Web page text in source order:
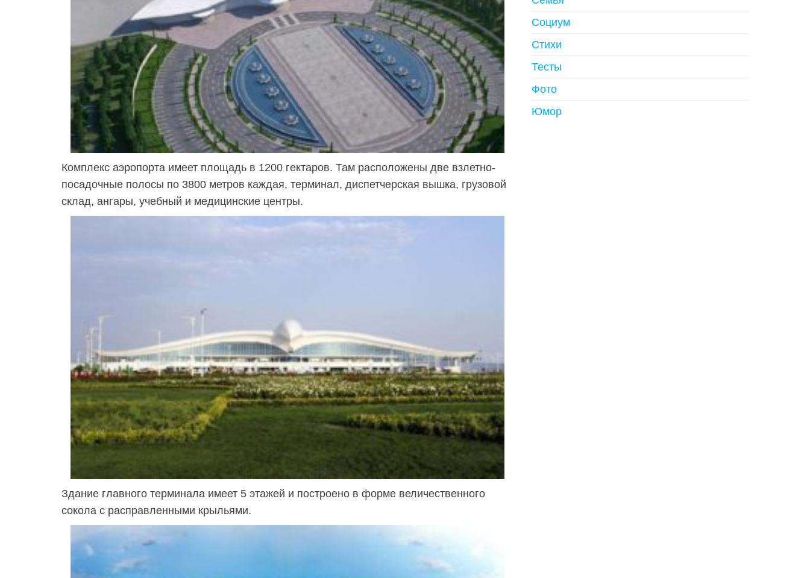
Комплекс аэропорта имеет площадь в 1200 гектаров. Там расположены две взлетно-
посадочные полосы по 3800 метров каждая, терминал, диспетчерская вышка, грузовой
склад, ангары, учебный и медицинские центры.
Здание главного терминала имеет 5 этажей и построено в форме величественного
сокола с расправленными крыльями.
Социум
Стихи
Тесты
Фото
Юмор